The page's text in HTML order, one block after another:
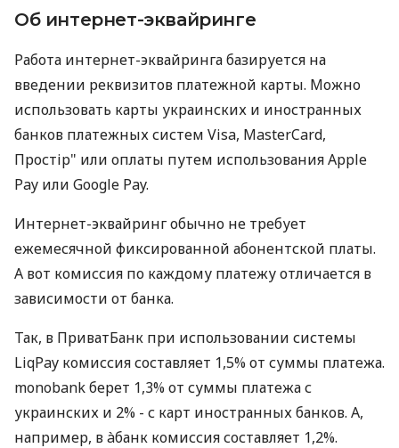
Об интернет-эквайринге
Работа интернет-эквайринга базируется на
введении реквизитов платежной карты. Можно
использовать карты украинских и иностранных
банков платежных систем Visa, MasterCard,
Простір" или оплаты путем использования Apple
Pay или Google Pay.
Интернет-эквайринг обычно не требует
ежемесячной фиксированной абонентской платы.
А вот комиссия по каждому платежу отличается в
зависимости от банка.
Так, в ПриватБанк при использовании системы
LiqPay комиссия составляет 1,5% от суммы платежа.
monobank берет 1,3% от суммы платежа с
украинских и 2% - с карт иностранных банков. А,
например, в àбанк комиссия составляет 1,2%.